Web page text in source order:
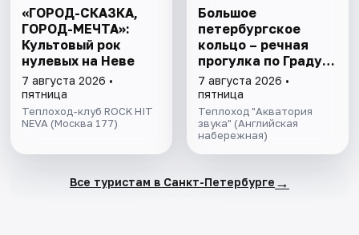
«ГОРОД-СКАЗКА,
ГОРОД-МЕЧТА»:
Культовый рок
нулевых на Неве
7 августа 2026 •
пятница
Теплоход-клуб ROCK HIT
NEVA (Москва 177)
Большое
петербургское
кольцо – речная
прогулка пo Граду
на Неве с
авторской
экскурсией и живой
музыкой в тёплом
салоне теплохода
7 августа 2026 •
пятница
Теплоход "Акватория
звука" (Английская
набережная)
Все туристам в Санкт-Петербурге →